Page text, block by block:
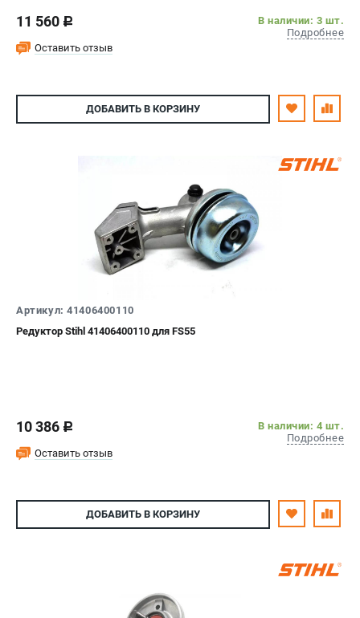
11 560 c
В наличии: 3 шт.
Подробнее
Оставить отзыв
ДОБАВИТЬ В КОРЗИНУ
Артикул: 41406400110
Редуктор Stihl 41406400110 для FS55
10 386 c
В наличии: 4 шт.
Подробнее
Оставить отзыв
ДОБАВИТЬ В КОРЗИНУ